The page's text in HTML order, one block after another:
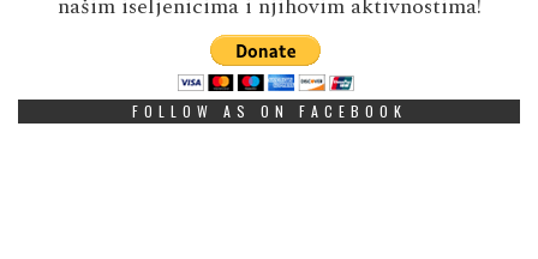
našim iseljenicima i njihovim aktivnostima!
FOLLOW AS ON FACEBOOK